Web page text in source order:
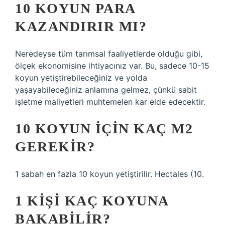
10 KOYUN PARA
KAZANDIRIR MI?
Neredeyse tüm tarımsal faaliyetlerde olduğu gibi,
ölçek ekonomisine ihtiyacınız var. Bu, sadece 10-15
koyun yetiştirebileceğiniz ve yolda
yaşayabileceğiniz anlamına gelmez, çünkü sabit
işletme maliyetleri muhtemelen kar elde edecektir.
10 KOYUN IÇIN KAÇ M2
GEREKIR?
1 sabah en fazla 10 koyun yetiştirilir. Hectales (10.
1 KIŞI KAÇ KOYUNA
BAKABILIR?